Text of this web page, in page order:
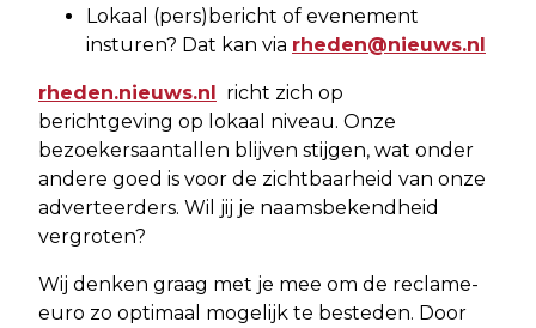
Lokaal (pers)bericht of evenement
insturen? Dat kan via rheden@nieuws.nl
rheden.nieuws.nl richt zich op
berichtgeving op lokaal niveau. Onze
bezoekersaantallen blijven stijgen, wat onder
andere goed is voor de zichtbaarheid van onze
adverteerders. Wil jij je naamsbekendheid
vergroten?
Wij denken graag met je mee om de reclame-
euro zo optimaal mogelijk te besteden. Door